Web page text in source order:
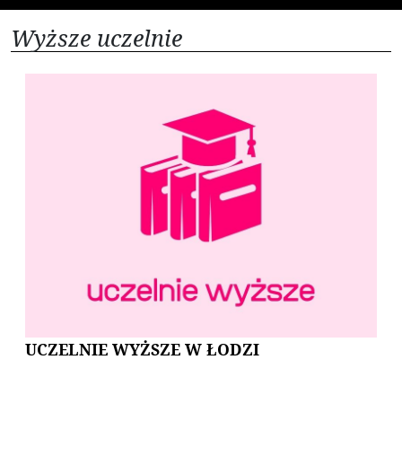
Wyższe uczelnie
UCZELNIE WYŻSZE W ŁODZI